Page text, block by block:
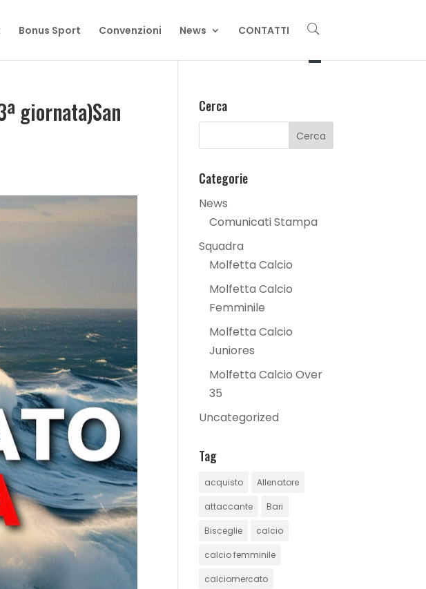
Bonus Sport Convenzioni News CONTATTI U
giornata)San
Cerca
Categorie
News
Comunicati Stampa
Squadra
Molfetta Calcio
Molfetta Calcio
Femminile
Molfetta Calcio
Juniores
Molfetta Calcio Over
35
Uncategorized
Tag
acquisto Allenatore
attaccante Bari
Bisceglie calcio
calcio femminile
calciomercato